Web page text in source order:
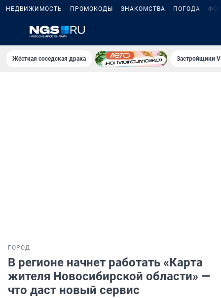
НЕДВИЖИМОСТЬ ПРОМОКОДЫ ЗНАКОМСТВА ПОГОДА
Жёсткая соседская драка Застройщики
ГОРОД
В регионе начнет работать «Карта
жителя Новосибирской области» —
что даст новый сервис